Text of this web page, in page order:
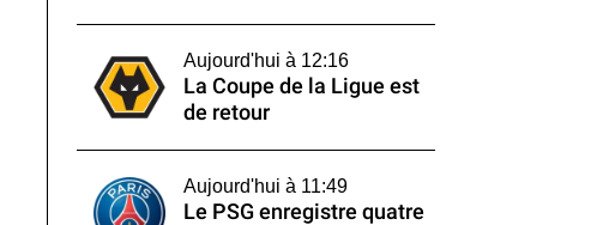
Aujourd'hui à 12:16
La Coupe de la Ligue est
de retour
Aujourd'hui à 11:49
Le PSG enregistre quatre